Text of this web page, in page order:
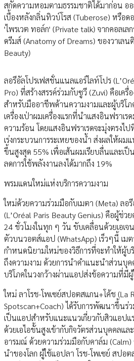
สกัดความหอมตามธรรมชาติได้มาก่อน อ
เบื้องหลังกลิ่นทิวบ์โรส (Tuberose) หรือ
'ไพรเวต ทอล์ก' (Private talk) จากคอล
ดรีมส์ (Anatomy of Dreams) ของวาเล
Beauty)
ลอรีอัลโปรเฟสชั่นแนลแอร์ไลท์โปร
Pro) ที่สร้างสรรค์ร่วมกับซูวี (Zuvi) คือเค
สำหรับมืออาชีพด้านความงามและผู้บริโภ
เครื่องเป่าผมเครื่องแรกที่นำแสงอินฟราเ
ความร้อน โดยแสงอินฟราเรดจะมุ่งตรงไ
เร่งกระบวนการระเหยของน้ำ ส่งผลให้ผ
ขึ้นสูงสุด 55% เพื่อเส้นผมเรียบลื่นและเป็
ลดการใช้พลังงานลงได้มากถึง 19%
พรมแดนใหม่แห่งบริการความงาม
ใหม่ด้วยความร่วมมือกับเมตา (Meta) ลอ
(L’Oréal Paris Beauty Genius) คือผู้ช่
24 ชั่วโมงในทุก ๆ วัน ขับเคลื่อนด้วยเอเจ
ตัวบนวอตส์แอป (WhatsApp) เร็วๆนี้ เม
กำหนดนิยามใหม่ของวิธีการที่จะทำให้ผู้บ
ถึงความงาม ด้วยการนำคำแนะนำส่วนบุ
บริโภคในวงกว้างผ่านแอปส่งข้อความที่มี
ใหม่ ลาโรช-โพเซย์สปอตสแกน+โค้ช (La
Spotscan+Coach) ได้รับการพัฒนาขึ้น
เป็นแอปสำหรับแนะแนวเกี่ยวกับสิวแอปแ
ด้วยเอไอขั้นสูงเข้ากับกิจวัตรส่วนบุคคลแ
อารมณ์ ด้วยความร่วมมือกับคาล์ม
นำของโลก ผู้ใช้แอปลา โรช-โพเซย์ สปอ